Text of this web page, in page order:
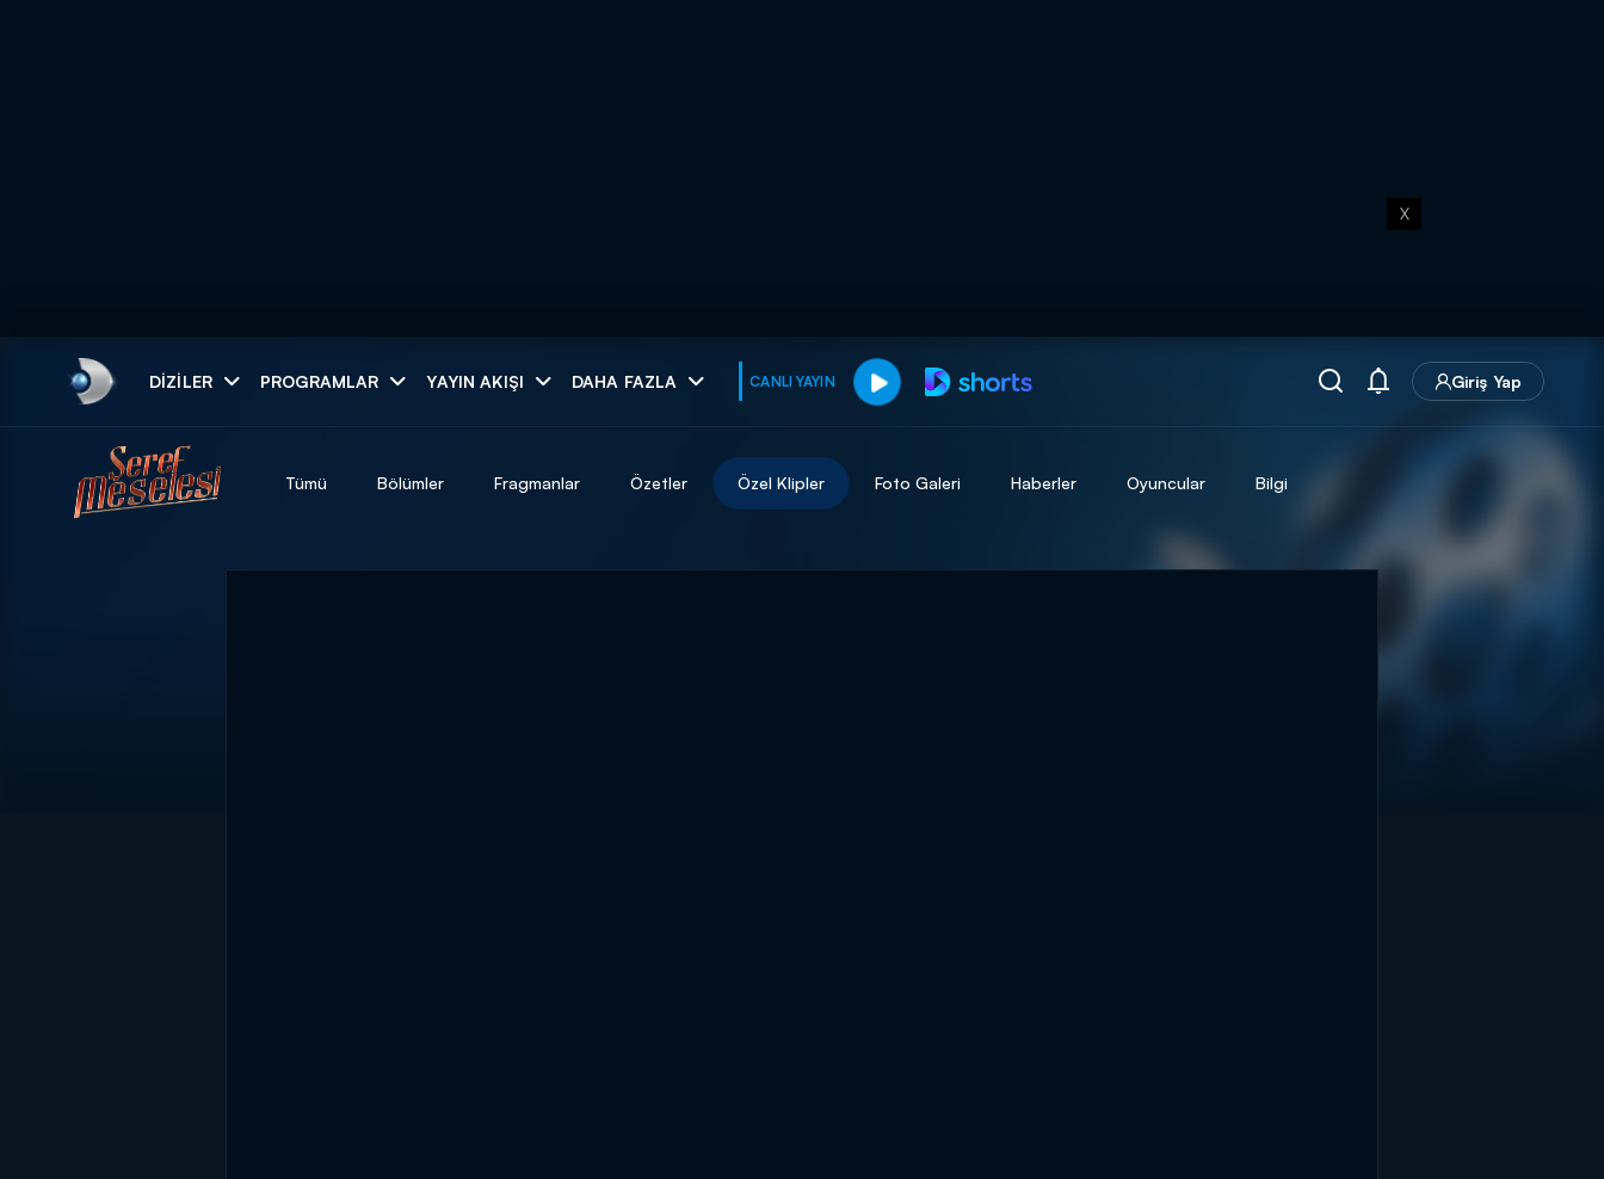
X
DIZILER PROGRAMLAR YAYIN AKIŞI DAHA FAZLA CANLI YAYIN Giriş Yap
muhteşem ikili
Tümü Bölümler Fragmanlar Özetler Özel Klipler Foto Galeri Haberler Oyuncular Bilgi